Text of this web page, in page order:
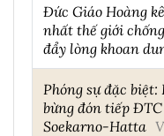
Đức Giáo Hoàng
nhất thế giới
đẩy lòng khoan
Phóng sự đặc
bừng đón tiếp
Soekarno-Hatta